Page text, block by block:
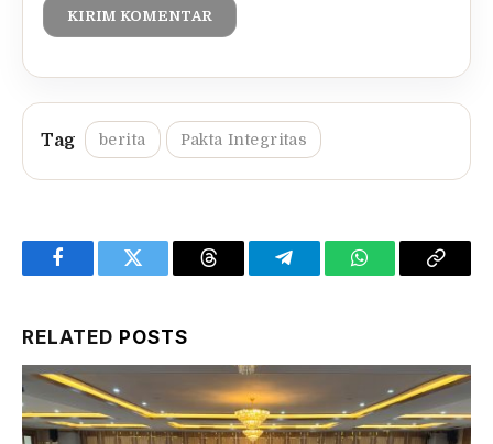
berita Pakta Integritas
FacebookTwitter Threads TelegramWhatsAppCopy
RELATED POSTS